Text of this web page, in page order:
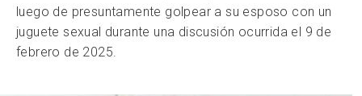
luego de presuntamente golpear a su esposo con un
juguete sexual durante una discusión ocurrida el 9 de
febrero de 2025.